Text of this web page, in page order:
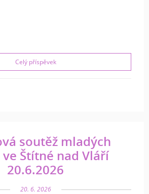
Celý příspěvek
soutěž mladých
ve Štítné nad Vláří
20.6.2026
20. 6. 2026